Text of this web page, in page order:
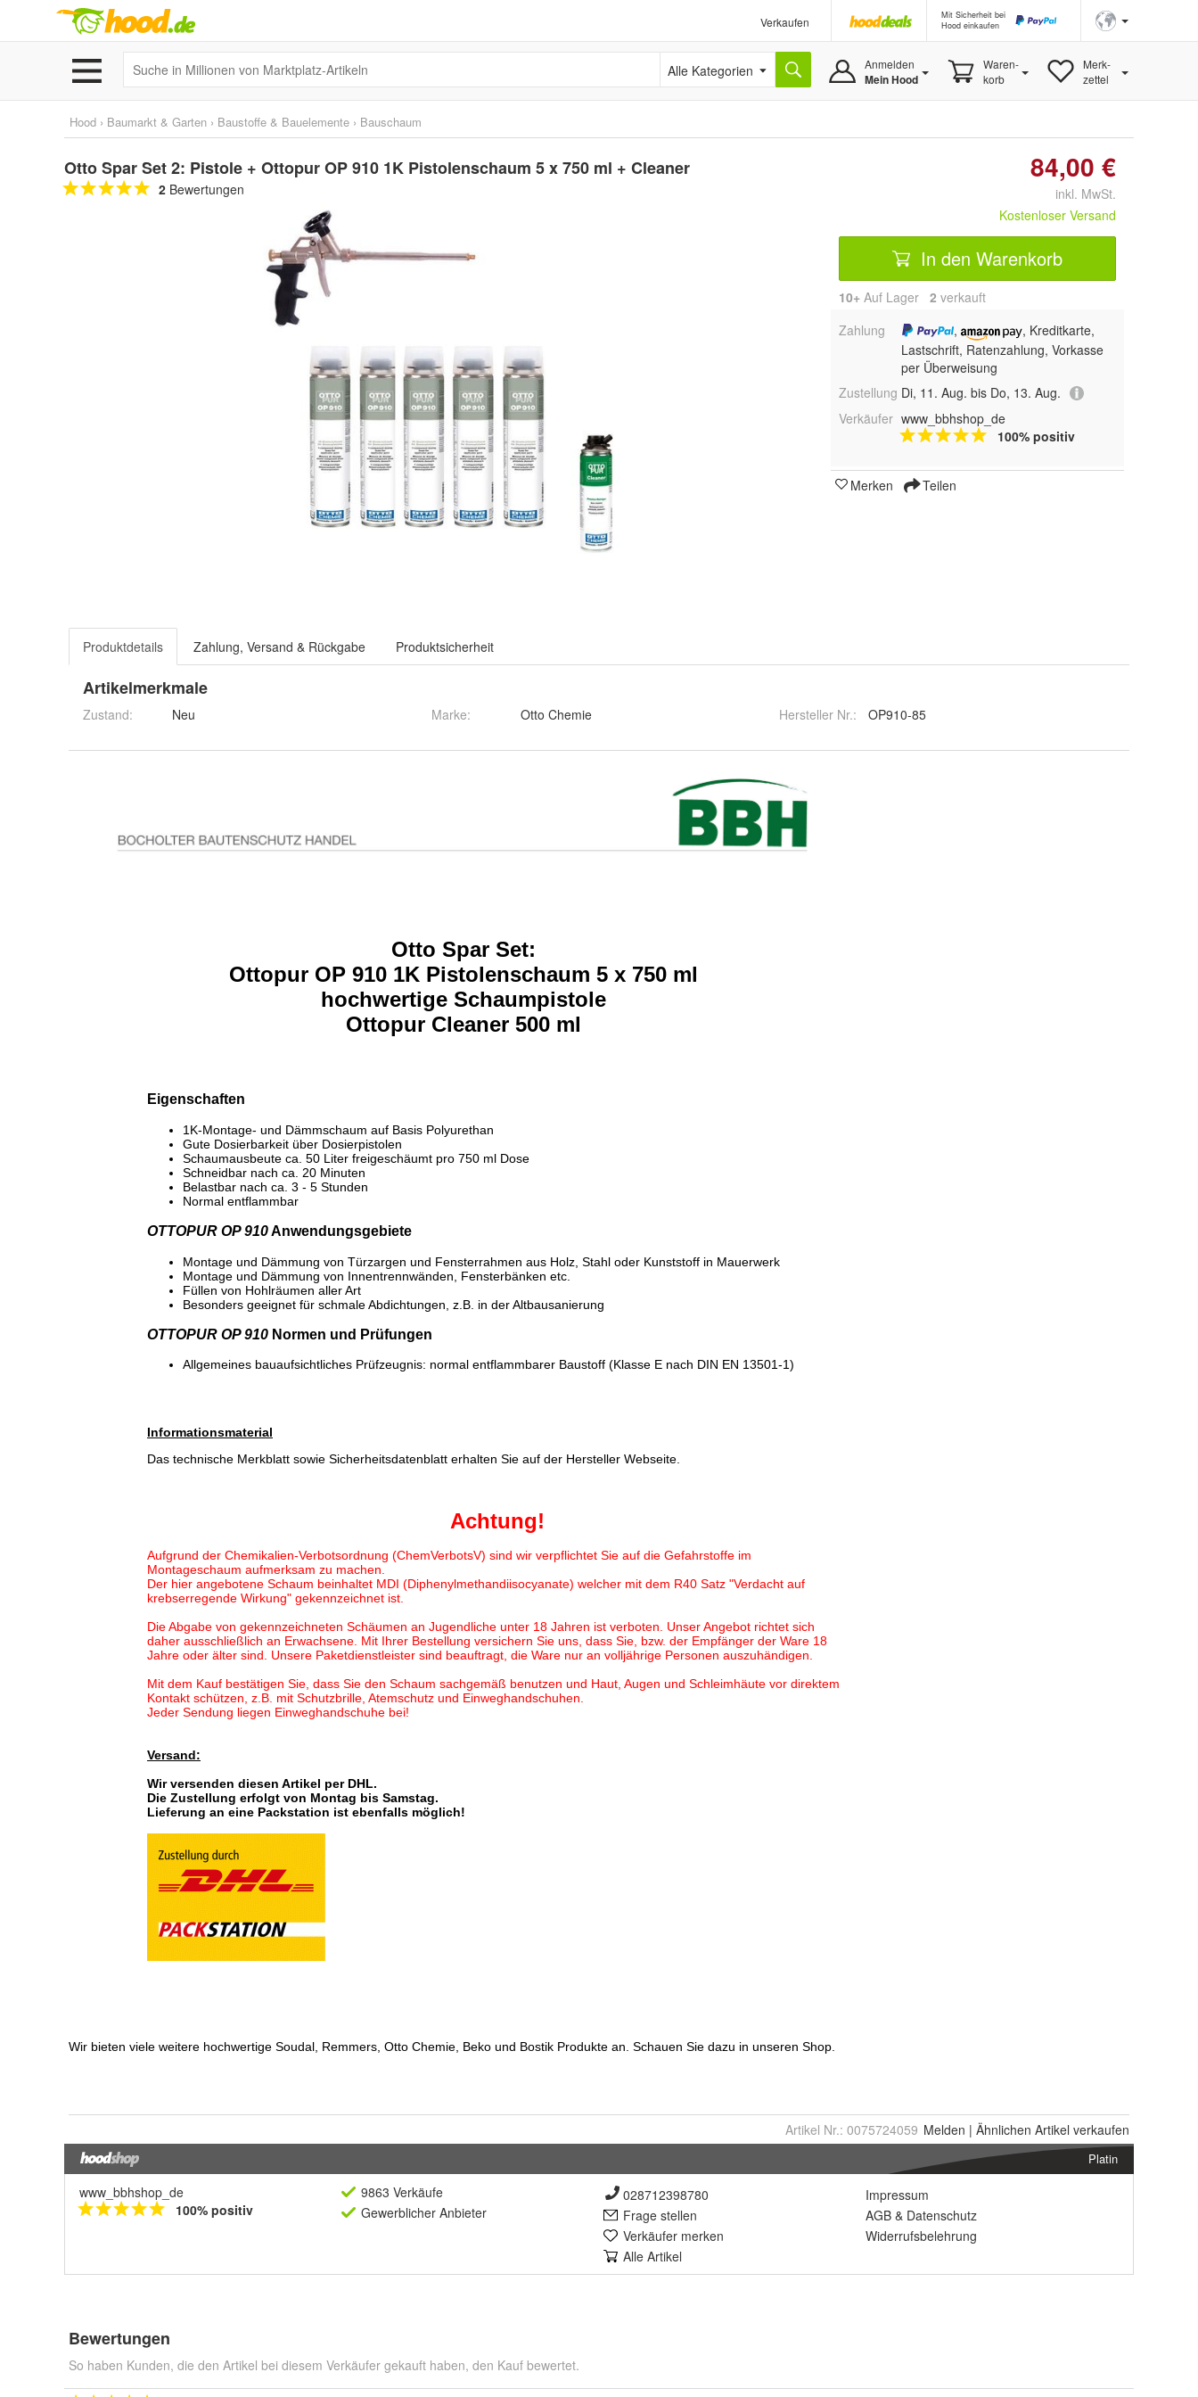
Verkaufen
Mit Sicherheit bei
Hood einkaufen
Alle Kategorien Anmelden
Mein Hood
Waren-
korb
Merk-
zettel
Hood › Baumarkt & Garten › Baustoffe & Bauelemente › Bauschaum
Otto Spar Set 2: Pistole + Ottopur OP 910 1K Pistolenschaum 5 x 750 ml + Cleaner
2 Bewertungen
84,00 €
inkl. MwSt.
Kostenloser Versand
In den Warenkorb
10+ Auf Lager 2 verkauft
Zahlung
,
, Kreditkarte,
Lastschrift, Ratenzahlung, Vorkasse
per Überweisung
Zustellung Di, 11. Aug. bis Do, 13. Aug.
Verkäufer www_bbhshop_de
100% positiv
Merken Teilen
Produktdetails Zahlung, Versand & Rückgabe Produktsicherheit
Artikelmerkmale
Zustand: Neu Marke: Otto Chemie Hersteller Nr.: OP910-85
Artikel Nr.: 0075724059 Melden | Ähnlichen Artikel verkaufen
Platin
www_bbhshop_de
100% positiv
9863 Verkäufe
Gewerblicher Anbieter
028712398780
Frage stellen
Verkäufer merken
Alle Artikel
Impressum
AGB & Datenschutz
Widerrufsbelehrung
Bewertungen
So haben Kunden, die den Artikel bei diesem Verkäufer gekauft haben, den Kauf bewertet.